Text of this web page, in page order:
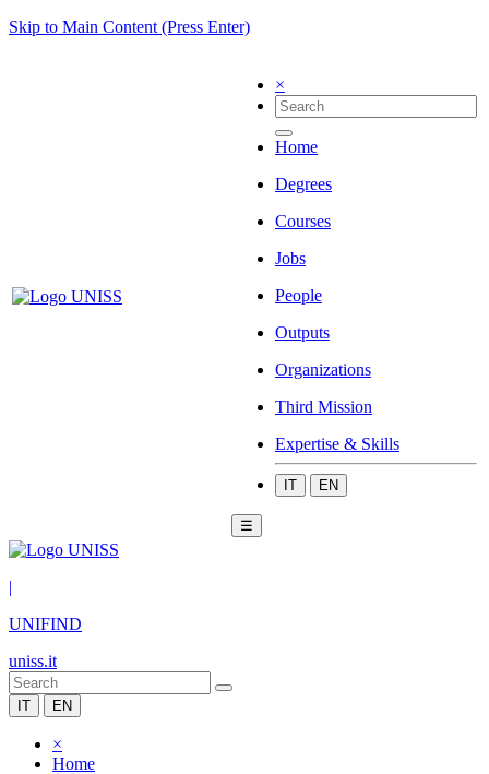
Skip to Main Content (Press Enter)
×
Home
Degrees
Courses
Jobs
People
Outputs
Organizations
Third Mission
Expertise & Skills
IT EN
☰
|
UNIFIND
uniss.it
IT EN
×
Home